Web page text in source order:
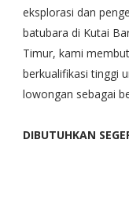
eksplorasi dan
batubara di Kutai
Timur, kami
berkualifikasi tinggi
lowongan sebagai
DIBUTUHKAN